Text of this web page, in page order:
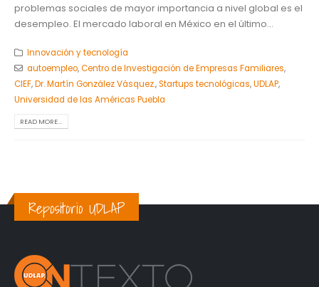
problemas sociales de mayor importancia a nivel global es el
desempleo. El mercado laboral en México en el último...
Innovación y tecnología
autoempleo,Centro de Investigación de Empresas Familiares,
CIEF,Dr. Martín González Vásquez.,Startups tecnológicas,UDLAP,
Universidad de las Américas Puebla
READ MORE...
Repositorio UDLAP